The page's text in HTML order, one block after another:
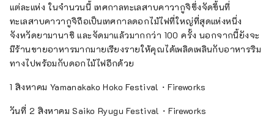
แต่ละแห่ง ในจำนวนนี้ เทศกาลทะเลสาบคาวากูจิซึ่งจัดขึ้นที่
ทะเลสาบคาวากูจิถือเป็นเทศกาลดอกไม้ไฟที่ใหญ่ที่สุดแห่งหนึ่ง
จังหวัดยามานาชิ และจัดมาแล้วมากกว่า 100 ครั้ง นอกจากนี้ยังจะ
มีร้านขายอาหารมากมายเรียงรายให้คุณได้เพลิดเพลินกับอาหารริม
ทางไปพร้อมกับดอกไม้ไฟอีกด้วย
1 สิงหาคม Yamanakako Hoko Festival・Fireworks
วันที่ 2 สิงหาคม Saiko Ryugu Festival・Fireworks